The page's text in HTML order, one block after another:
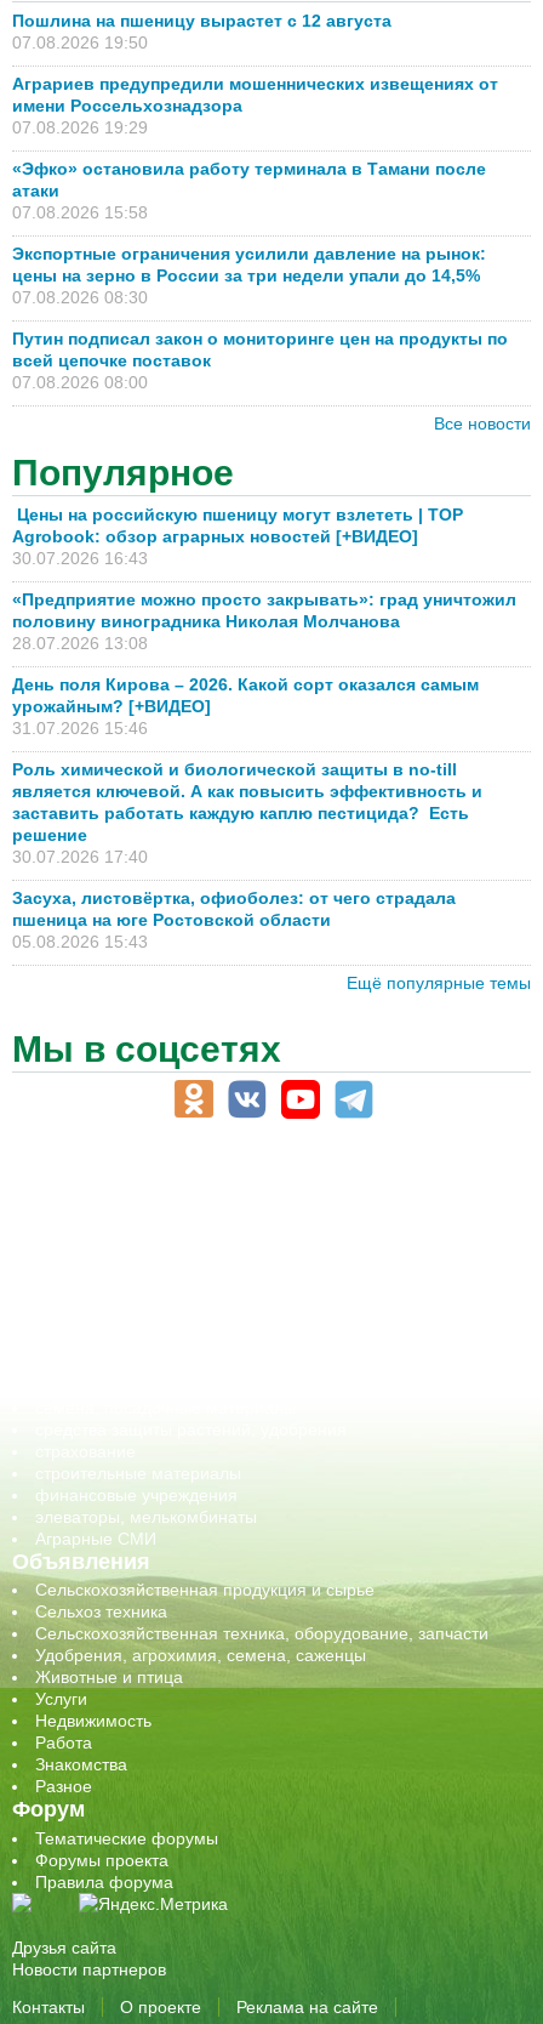
Пошлина на пшеницу вырастет с 12 августа
07.08.2026 19:50
Аграриев предупредили мошеннических извещениях от
имени Россельхознадзора
07.08.2026 19:29
«Эфко» остановила работу терминала в Тамани после
атаки
07.08.2026 15:58
Экспортные ограничения усилили давление на рынок:
цены на зерно в России за три недели упали до 14,5%
07.08.2026 08:30
Путин подписал закон о мониторинге цен на продукты по
всей цепочке поставок
07.08.2026 08:00
Все новости
Популярное
Цены на российскую пшеницу могут взлететь | TOP
Agrobook: обзор аграрных новостей [+ВИДЕО]
30.07.2026 16:43
«Предприятие можно просто закрывать»: град уничтожил
половину виноградника Николая Молчанова
28.07.2026 13:08
День поля Кирова – 2026. Какой сорт оказался самым
урожайным? [+ВИДЕО]
31.07.2026 15:46
Роль химической и биологической защиты в no-till
является ключевой. А как повысить эффективность и
заставить работать каждую каплю пестицида? Есть
решение
30.07.2026 17:40
Засуха, листовёртка, офиоболез: от чего страдала
пшеница на юге Ростовской области
05.08.2026 15:43
Ещё популярные темы
Мы в соцсетях
строительные материалы
финансовые учреждения
элеваторы, мелькомбинаты
Аграрные СМИ
Объявления
Сельскохозяйственная продукция и сырье
Сельхоз техника
Сельскохозяйственная техника, оборудование, запчасти
Удобрения, агрохимия, семена, саженцы
Животные и птица
Услуги
Недвижимость
Работа
Знакомства
Разное
Форум
Тематические форумы
Форумы проекта
Правила форума
Друзья сайта
Новости партнеров
Контакты
О проекте Реклама на сайте